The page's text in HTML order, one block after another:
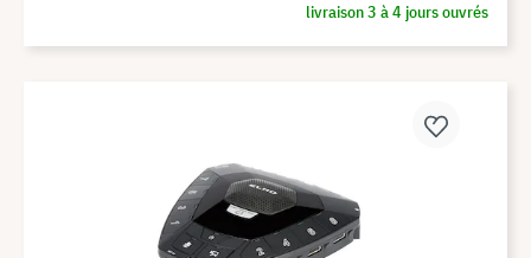
livraison 3 à 4 jours ouvrés